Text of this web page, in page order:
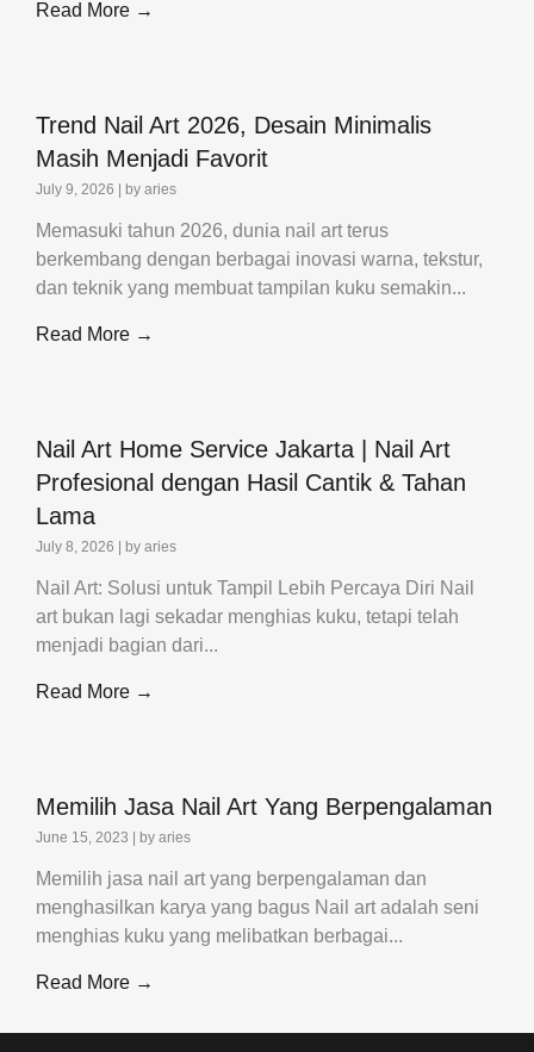
Read More →
Trend Nail Art 2026, Desain Minimalis
Masih Menjadi Favorit
July 9, 2026 by aries
Memasuki tahun 2026, dunia nail art terus
berkembang dengan berbagai inovasi warna, tekstur,
dan teknik yang membuat tampilan kuku semakin...
Read More →
Nail Art Home Service Jakarta | Nail Art
Profesional dengan Hasil Cantik & Tahan
Lama
July 8, 2026 by aries
Nail Art: Solusi untuk Tampil Lebih Percaya Diri Nail
art bukan lagi sekadar menghias kuku, tetapi telah
menjadi bagian dari...
Read More →
Memilih Jasa Nail Art Yang Berpengalaman
June 15, 2023 by aries
Memilih jasa nail art yang berpengalaman dan
menghasilkan karya yang bagus Nail art adalah seni
menghias kuku yang melibatkan berbagai...
Read More →